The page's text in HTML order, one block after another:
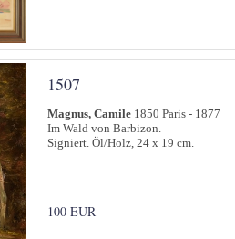
1507
Magnus, Camile 1850 Paris - 1877
Im Wald von Barbizon.
Signiert. Öl/Holz, 24 x 19 cm.
100 EUR